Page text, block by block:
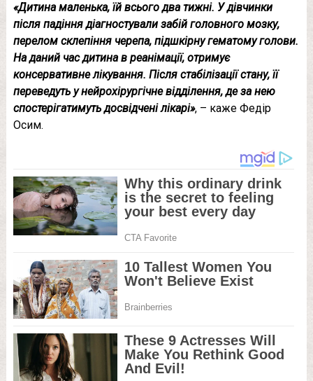
«Дитина маленька, їй всього два тижні. У дівчинки
після падіння діагностували забій головного мозку,
перелом склепіння черепа, підшкірну гематому голови.
На даний час дитина в реанімації, отримує
консервативне лікування. Після стабілізації стану, її
переведуть у нейрохірургічне відділення, де за нею
спостерігатимуть досвідчені лікарі», – каже Федір
Осим.